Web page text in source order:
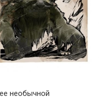
необычной